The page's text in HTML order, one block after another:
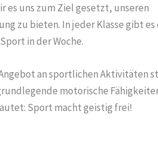
es uns zum Ziel gesetzt, unseren
zu bieten. In jeder Klasse gibt es
in der Woche.
an sportlichen Aktivitäten
motorische
Sport macht geistig frei!